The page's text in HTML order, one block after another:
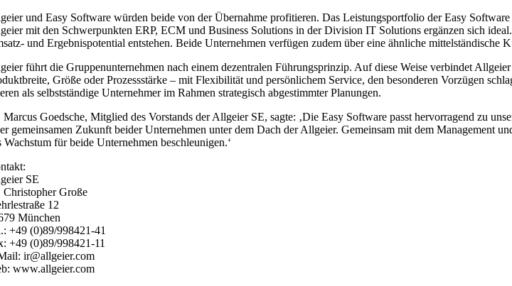
und Easy Software würden beide von der Übernahme profitieren. Das Leistungsportfolio der Easy
mit den Schwerpunkten ERP, ECM und Business Solutions in der Division IT Solutions ergänzen sich
und Ergebnispotential entstehen. Beide Unternehmen verfügen zudem über eine ähnliche mittelständische
führt die Gruppenunternehmen nach einem dezentralen Führungsprinzip. Auf diese Weise verbindet
Größe oder Prozessstärke – mit Flexibilität und persönlichem Service, den besonderen Vorzügen
als selbstständige Unternehmer im Rahmen strategisch abgestimmter Planungen.
Marcus Goedsche, Mitglied des Vorstands der Allgeier SE, sagte: ‚Die Easy Software passt hervorragend zu
gemeinsamen Zukunft beider Unternehmen unter dem Dach der Allgeier. Gemeinsam mit dem
Wachstum für beide Unternehmen beschleunigen.‘
SE
Christopher Große
12
München
+49 (0)89/998421-41
+49 (0)89/998421-11
ir@allgeier.com
www.allgeier.com